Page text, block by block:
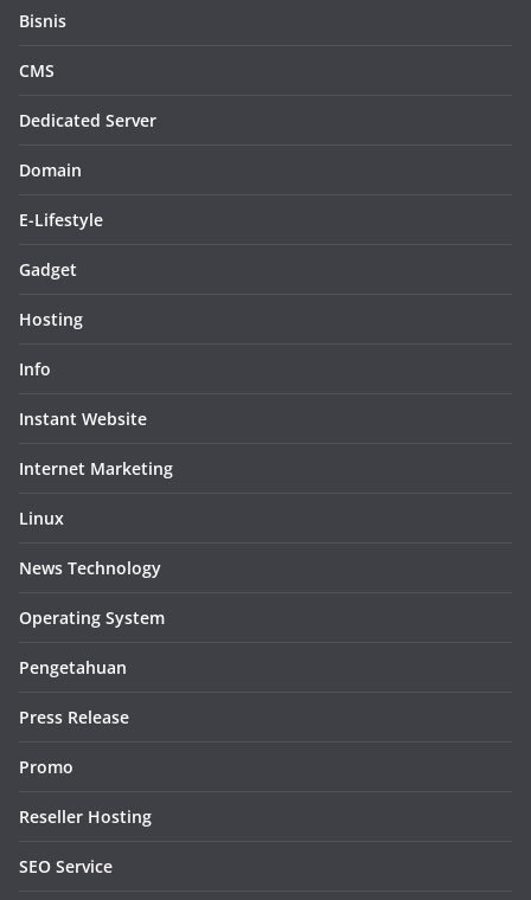
Bisnis
CMS
Dedicated Server
Domain
E-Lifestyle
Gadget
Hosting
Info
Instant Website
Internet Marketing
Linux
News Technology
Operating System
Pengetahuan
Press Release
Promo
Reseller Hosting
SEO Service